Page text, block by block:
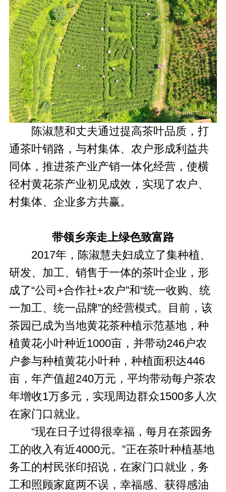
陈淑慧和丈夫通过提高茶叶品质，打
通茶叶销路，与村集体、农户形成利益共
同体，推进茶产业产销一体化经营，使横
径村黄花茶产业初见成效，实现了农户、
村集体、企业多方共赢。
带领乡亲走上绿色致富路
2017年，陈淑慧夫妇成立了集种植、
研发、加工、销售于一体的茶叶企业，形
成了“公司+合作社+农户”和“统一收购、统
一加工、统一品牌”的经营模式。目前，该
茶园已成为当地黄花茶种植示范基地，种
植黄花小叶种近1000亩，并带动246户农
户参与种植黄花小叶种，种植面积达446
亩，年产值超240万元，平均带动每户茶农
年增收1万多元，实现周边群众1500多人次
在家门口就业。
“现在日子过得很幸福，每月在茶园务
工的收入有近4000元。”正在茶叶种植基地
务工的村民张印招说，在家门口就业，务
工和照顾家庭两不误，幸福感、获得感油